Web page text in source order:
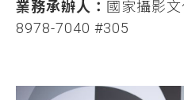
業務承辦人： 國家攝影
8978-7040 #305